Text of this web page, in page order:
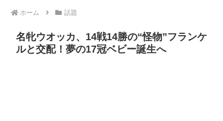
ホーム 話題
名牝ウオッカ、14戦14勝の“怪物”フランケ
ルと交配！夢の17冠ベビー誕生へ